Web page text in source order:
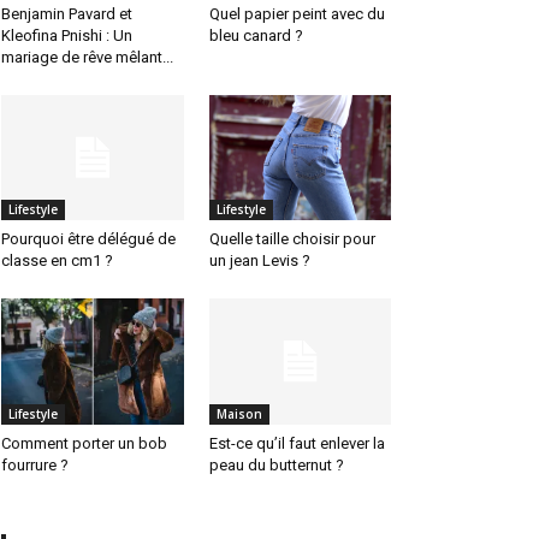
Benjamin Pavard et
Kleofina Pnishi : Un
mariage de rêve mêlant...
Quel papier peint avec du
bleu canard ?
Lifestyle
Pourquoi être délégué de
classe en cm1 ?
Lifestyle
Quelle taille choisir pour
un jean Levis ?
Lifestyle
Comment porter un bob
fourrure ?
Maison
Est-ce qu’il faut enlever la
peau du butternut ?